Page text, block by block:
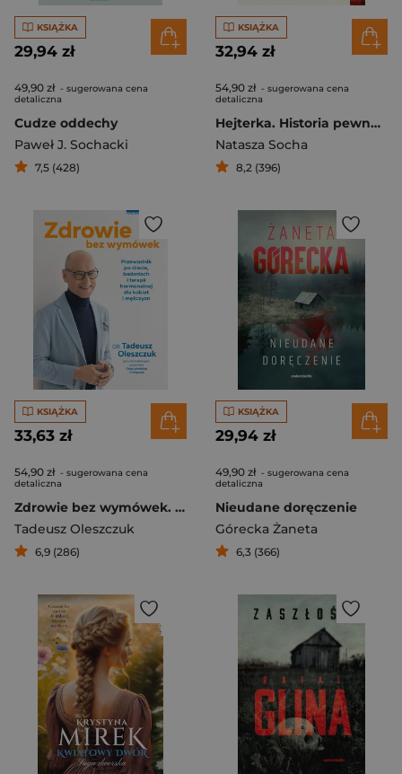
KSIĄŻKA
29,94 zł
49,90 zł - sugerowana cena
detaliczna
Cudze oddechy
Paweł J. Sochacki
7,5 (428)
KSIĄŻKA
32,94 zł
54,90 zł - sugerowana cena
detaliczna
Hejterka. Historia pewnej nienawiści
Natasza Socha
8,2 (396)
KSIĄŻKA
33,63 zł
54,90 zł - sugerowana cena
detaliczna
Zdrowie bez wymówek. Przewodnik po diecie, badaniach i terapii hormonalnej dla kobiet i mężczyzn
Tadeusz Oleszczuk
6,9 (286)
KSIĄŻKA
29,94 zł
49,90 zł - sugerowana cena
detaliczna
Nieudane doręczenie
Górecka Żaneta
6,3 (366)